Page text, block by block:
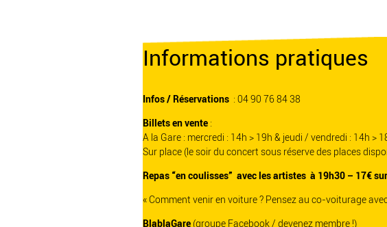
Informations pratiques
Infos / Réservations : 04 90 76 84 38
Billets en vente :
A la Gare : mercredi : 14h > 19h & jeudi / vendredi : 14h >
Sur place (le soir du concert sous réserve des places
Repas “en coulisses” avec les artistes à 19h30 – 17€
« Comment venir en voiture ? Pensez au co-voiturage
BlablaGare (groupe Facebook / devenez membre !)